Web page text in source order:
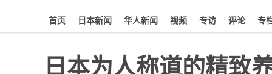
首页 日本新闻 华人新闻 视频 专访 评论 专
日本为人称道的精致